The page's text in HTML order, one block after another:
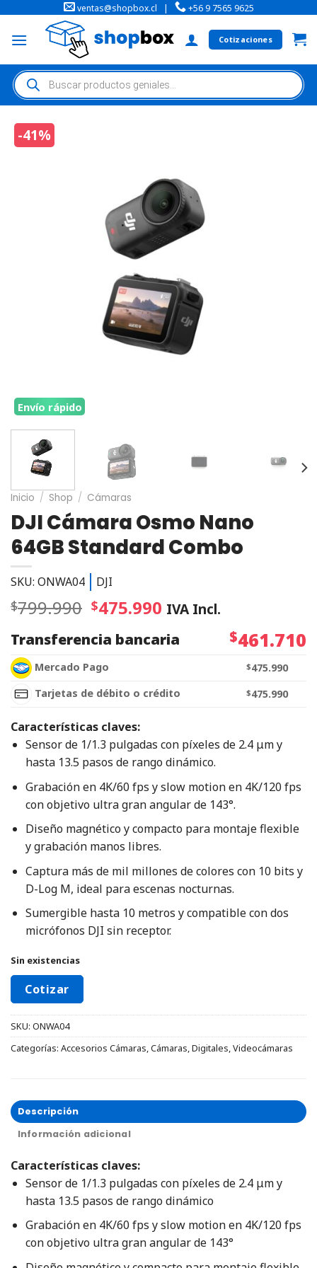
ventas@shopbox.cl | +56 9 7565 9625
Cotizaciones
-41%
Envío rápido
Inicio / Shop / Cámaras
DJI Cámara Osmo Nano
64GB Standard Combo
SKU: ONWA04 DJI
$799.990 $475.990 IVA Incl.
Transferencia bancaria
$461.710
Mercado Pago $475.990
Tarjetas de débito o crédito
$475.990
Características claves:
Sensor de 1/1.3 pulgadas con píxeles de 2.4 μm y
hasta 13.5 pasos de rango dinámico.
Grabación en 4K/60 fps y slow motion en 4K/120 fps
con objetivo ultra gran angular de 143°.
Diseño magnético y compacto para montaje flexible
y grabación manos libres.
Captura más de mil millones de colores con 10 bits y
D-Log M, ideal para escenas nocturnas.
Sumergible hasta 10 metros y compatible con dos
micrófonos DJI sin receptor.
Sin existencias
Cotizar
SKU: ONWA04
Categorías: Accesorios Cámaras,Cámaras,Digitales,Videocámaras
Descripción
Información adicional
Características claves:
Sensor de 1/1.3 pulgadas con píxeles de 2.4 μm y
hasta 13.5 pasos de rango dinámico
Grabación en 4K/60 fps y slow motion en 4K/120 fps
con objetivo ultra gran angular de 143°